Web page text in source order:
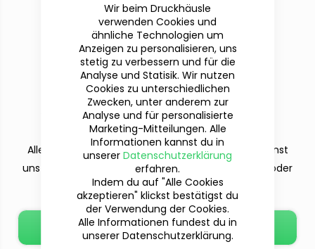
Du hast Fragen?
Wir sind für dich da!
Alle deine Fragen beantworten wir dir gern. Du kannst
uns per Telefon (Mo-Fr. 9-12 und 13-15 Uhr), E-Mail oder
dem Kontaktformular erreichen.
E-Mail schreiben
Wir beim Druckhäusle
verwenden Cookies und
ähnliche Technologien um
Anzeigen zu personalisieren, uns
stetig zu verbessern und für die
Analyse und Statisik. Wir nutzen
Cookies zu unterschiedlichen
Zwecken, unter anderem zur
Analyse und für personalisierte
Marketing-Mitteilungen. Alle
Informationen kannst du in
unserer Datenschutzerklärung
erfahren.
Indem du auf "Alle Cookies
akzeptieren" klickst bestätigst du
der Verwendung der Cookies.
Alle Informationen fundest du in
unserer Datenschutzerklärung.